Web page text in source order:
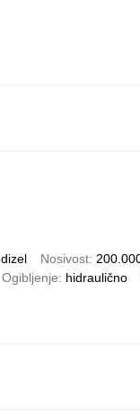
dizel Nosivost
Ogibljenje hidraulično